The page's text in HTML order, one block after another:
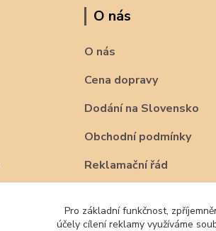
O nás
O nás
Cena dopravy
Dodání na Slovensko
Obchodní podmínky
Reklamační řád
Pro základní funkčnost,
účely cílení reklamy využíváme